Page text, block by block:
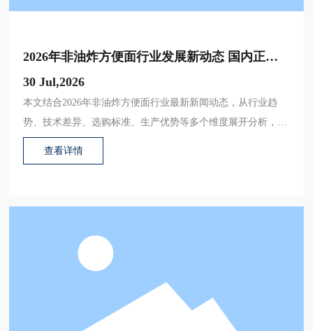
2026年非油炸方便面行业发展新动态 国内正规
生产厂家创新趋势解析
30 Jul,2026
本文结合2026年非油炸方便面行业最新新闻动态，从行业趋
势、技术差异、选购标准、生产优势等多个维度展开分析，解
查看详情